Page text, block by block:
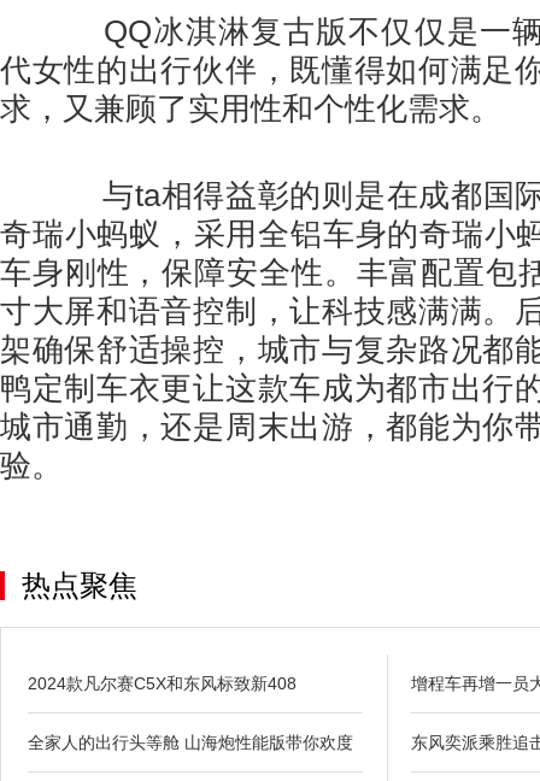
QQ冰淇淋复古版不仅仅是一辆
代女性的出行伙伴，既懂得如何满足
求，又兼顾了实用性和个性化需求。
与ta相得益彰的则是在成都国
奇瑞小蚂蚁，采用全铝车身的奇瑞小
车身刚性，保障安全性。丰富配置包
寸大屏和语音控制，让科技感满满。
架确保舒适操控，城市与复杂路况都
鸭定制车衣更让这款车成为都市出行
城市通勤，还是周末出游，都能为你
验。
热点聚焦
2024款凡尔赛C5X和东风标致新408
全家人的出行头等舱 山海炮性能版带你欢度
增程车再增一员
东风奕派乘胜追